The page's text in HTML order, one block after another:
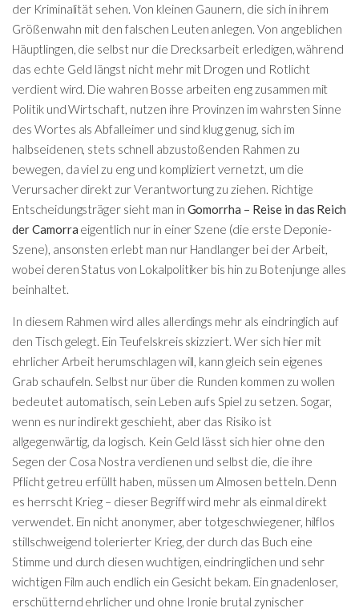
der Kriminalität sehen. Von kleinen Gaunern, die sich in ihrem
Größenwahn mit den falschen Leuten anlegen. Von angeblichen
Häuptlingen, die selbst nur die Drecksarbeit erledigen, während
das echte Geld längst nicht mehr mit Drogen und Rotlicht
verdient wird. Die wahren Bosse arbeiten eng zusammen mit
Politik und Wirtschaft, nutzen ihre Provinzen im wahrsten Sinne
des Wortes als Abfalleimer und sind klug genug, sich im
halbseidenen, stets schnell abzustoßenden Rahmen zu
bewegen, da viel zu eng und kompliziert vernetzt, um die
Verursacher direkt zur Verantwortung zu ziehen. Richtige
Entscheidungsträger sieht man in Gomorrha – Reise in das Reich
der Camorra eigentlich nur in einer Szene (die erste Deponie-
Szene), ansonsten erlebt man nur Handlanger bei der Arbeit,
wobei deren Status von Lokalpolitiker bis hin zu Botenjunge alles
beinhaltet.
In diesem Rahmen wird alles allerdings mehr als eindringlich auf
den Tisch gelegt. Ein Teufelskreis skizziert. Wer sich hier mit
ehrlicher Arbeit herumschlagen will, kann gleich sein eigenes
Grab schaufeln. Selbst nur über die Runden kommen zu wollen
bedeutet automatisch, sein Leben aufs Spiel zu setzen. Sogar,
wenn es nur indirekt geschieht, aber das Risiko ist
allgegenwärtig, da logisch. Kein Geld lässt sich hier ohne den
Segen der Cosa Nostra verdienen und selbst die, die ihre
Pflicht getreu erfüllt haben, müssen um Almosen betteln. Denn
es herrscht Krieg – dieser Begriff wird mehr als einmal direkt
verwendet. Ein nicht anonymer, aber totgeschwiegener, hilflos
stillschweigend tolerierter Krieg, der durch das Buch eine
Stimme und durch diesen wuchtigen, eindringlichen und sehr
wichtigen Film auch endlich ein Gesicht bekam. Ein gnadenloser,
erschütternd ehrlicher und ohne Ironie brutal zynischer